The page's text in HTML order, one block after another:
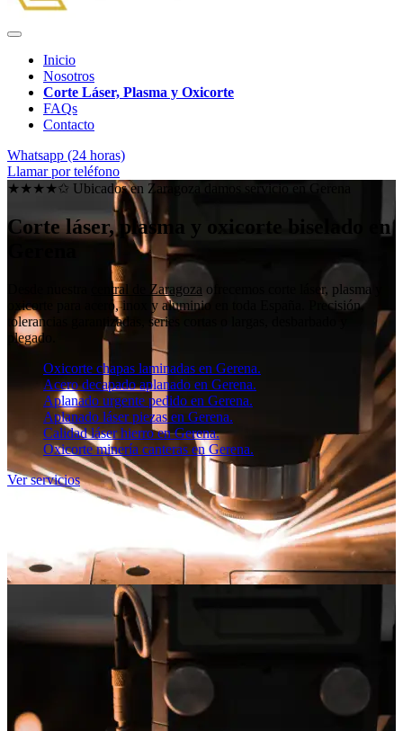
Inicio
Nosotros
Corte Láser, Plasma y Oxicorte
FAQs
Contacto
Whatsapp (24 horas)
Llamar por teléfono
★★★★✩ Ubicados en Zaragoza damos servicio en
Corte láser, plasma y oxicorte biselado en
central de Zaragoza ofrecemos corte láser, plasma y
oxicorte para acero, inox y aluminio en toda España. Precisión,
tolerancias garantizadas, series cortas o largas, desbarbado y
plegado.
Oxicorte chapas laminadas en Gerena.
Acero decapado aplanado en Gerena.
Aplanado urgente pedido en Gerena.
Aplanado láser piezas en Gerena.
Calidad láser hierro en Gerena.
Oxicorte minería canteras en Gerena.
Ver servicios